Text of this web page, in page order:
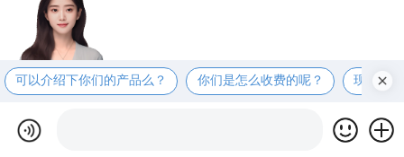
可以介绍下你们的产品么？ 你们是怎么收费的呢？ 现在有